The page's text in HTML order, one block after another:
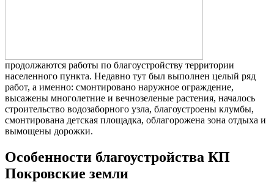
продолжаются работы по благоустройству территории
населенного пункта. Недавно тут был выполнен целый ряд
работ, а именно: смонтировано наружное ограждение,
высажены многолетние и вечнозеленые растения, началось
строительство водозаборного узла, благоустроены клумбы,
смонтирована детская площадка, облагорожена зона отдыха и
вымощены дорожки.
Особенности благоустройства КП
Покровские земли